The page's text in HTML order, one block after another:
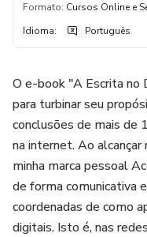
Formato: Cursos Online e
Idioma: Português
O e-book "A Escrita
para turbinar seu
conclusões de mais de
na internet. Ao
minha marca pessoal
de forma comunicativa
coordenadas de como
digitais. Isto é, nas